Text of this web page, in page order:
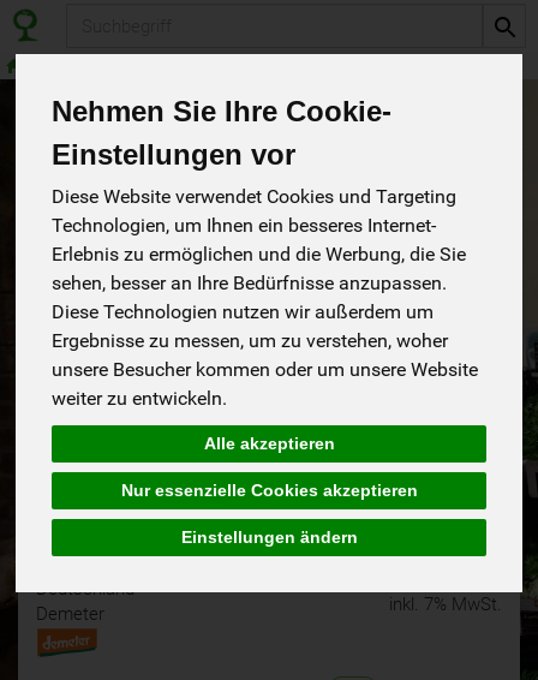
Nehmen Sie Ihre Cookie-
Einstellungen vor
Diese Website verwendet Cookies und Targeting
Technologien, um Ihnen ein besseres Internet-
Erlebnis zu ermöglichen und die Werbung, die Sie
sehen, besser an Ihre Bedürfnisse anzupassen.
Diese Technologien nutzen wir außerdem um
Ergebnisse zu messen, um zu verstehen, woher
unsere Besucher kommen oder um unsere Website
weiter zu entwickeln.
Alle akzeptieren
Nur essenzielle Cookies akzeptieren
Einstellungen ändern
Kleiner Franzose
Mo Di Do Fr
Spezialitätenbäckerei
Deutschland
Demeter
inkl. 7% MwSt.